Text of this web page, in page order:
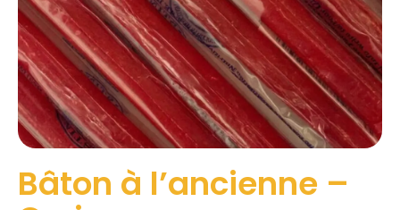
Bâton à l’ancienne –